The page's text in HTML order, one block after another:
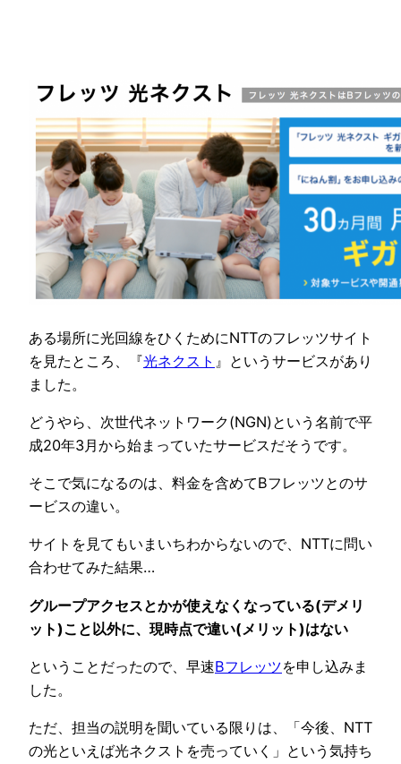
ある場所に光回線をひくためにNTTのフレッツサイト
を見たところ、『光ネクスト 』というサービスがあり
ました。
どうやら、次世代ネットワーク(NGN)という名前で平
成20年3月から始まっていたサービスだそうです。
そこで気になるのは、料金を含めてBフレッツとのサ
ービスの違い。
サイトを見てもいまいちわからないので、NTTに問い
合わせてみた結果…
グループアクセスとかが使えなくなっている(デメリ
ット)こと以外に、現時点で違い(メリット)はない
ということだったので、早速Bフレッツを申し込みま
した。
ただ、担当の説明を聞いている限りは、「今後、NTT
の光といえば光ネクストを売っていく」という気持ち